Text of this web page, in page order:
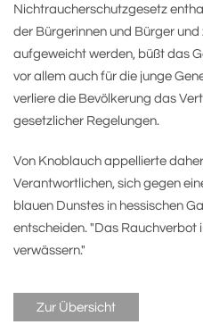
Nichtraucherschutzgesetz
der Bürgerinnen und Bürger
aufgeweicht werden, büßt das
vor allem auch für die junge
verliere die Bevölkerung das
gesetzlicher Regelungen.
Von Knoblauch appellierte
Verantwortlichen, sich gegen
blauen Dunstes in hessischen
entscheiden. "Das Rauchverbot
verwässern."
Zur Übersicht